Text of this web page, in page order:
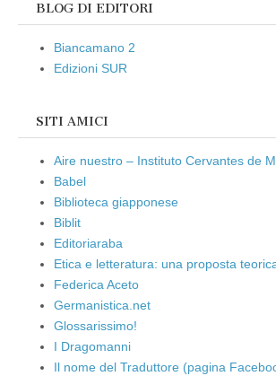
BLOG DI EDITORI
Biancamano 2
Edizioni SUR
SITI AMICI
Aire nuestro – Instituto Cervantes de
Babel
Biblioteca giapponese
Biblit
Editoriaraba
Etica e letteratura: una proposta
Federica Aceto
Germanistica.net
Glossarissimo!
I Dragomanni
Il nome del Traduttore (pagina